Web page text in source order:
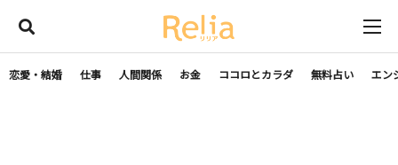
恋愛・結婚 仕事 人間関係 お金 ココロとカラダ 無料占い エン